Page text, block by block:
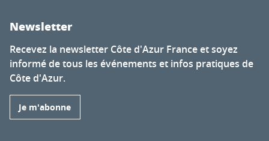
Newsletter
Recevez la newsletter Côte d'Azur France et soyez
informé de tous les événements et infos pratiques de
Côte d'Azur.
Je m'abonne